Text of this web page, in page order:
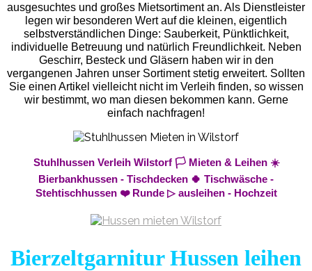
ausgesuchtes und großes Mietsortiment an. Als Dienstleister
legen wir besonderen Wert auf die kleinen, eigentlich
selbstverständlichen Dinge: Sauberkeit, Pünktlichkeit,
individuelle Betreuung und natürlich Freundlichkeit. Neben
Geschirr, Besteck und Gläsern haben wir in den
vergangenen Jahren unser Sortiment stetig erweitert. Sollten
Sie einen Artikel vielleicht nicht im Verleih finden, so wissen
wir bestimmt, wo man diesen bekommen kann. Gerne
einfach nachfragen!
Stuhlhussen Verleih Wilstorf 🏳️ Mieten & Leihen ☀️
Bierbankhussen - Tischdecken 🍀 Tischwäsche -
Stehtischhussen ❤️ Runde ▷ ausleihen - Hochzeit
Bierzeltgarnitur Hussen leihen